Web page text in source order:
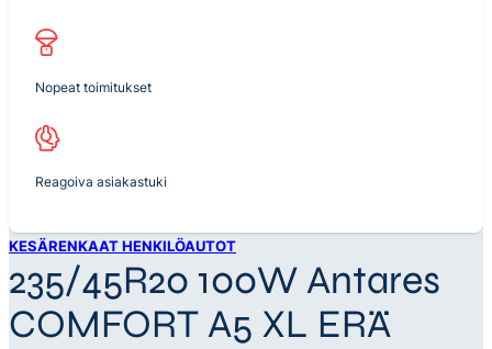
Nopeat toimitukset
Reagoiva asiakastuki
KESÄRENKAAT HENKILÖAUTOT
235/45R20 100W Antares
COMFORT A5 XL ERÄ